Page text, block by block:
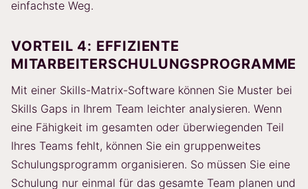
einfachste Weg.
VORTEIL 4: EFFIZIENTE
MITARBEITERSCHULUNGSPROGRAMME
Mit einer Skills-Matrix-Software können Sie Muster bei
Skills Gaps in Ihrem Team leichter analysieren. Wenn
eine Fähigkeit im gesamten oder überwiegenden Teil
Ihres Teams fehlt, können Sie ein gruppenweites
Schulungsprogramm organisieren. So müssen Sie eine
Schulung nur einmal für das gesamte Team planen und